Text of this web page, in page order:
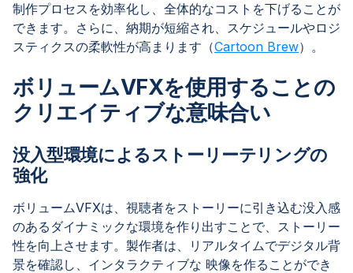
制作プロセスを効率化し、全体的なコストを下げることが
できます。さらに、納期が短縮され、スケジュールやロジ
スティクスの柔軟性が高まります（Cartoon Brew）。
ボリュームVFXを使用することの
クリエイティブな意味合い
没入型環境によるストーリーテリングの
強化
ボリュームVFXは、視聴者をストーリーに引き込む没入感
のあるダイナミックな環境を作り出すことで、ストーリー
性を向上させます。製作者は、リアルタイムでデジタル背
景を確認し、インタラクティブな 映像を作ることができ